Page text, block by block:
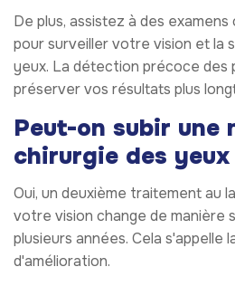
De plus, assistez à des
pour surveiller votre vision et la
yeux. La détection précoce des
préserver vos résultats plus
Peut-on subir une
chirurgie des yeux
Oui, un deuxième traitement au
votre vision change de manière
plusieurs années. Cela s'appelle
d'amélioration.